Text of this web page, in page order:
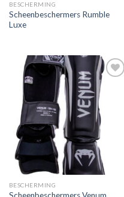
BESCHERMING
Scheenbeschermers Rumble
Luxe
Toevoegen
aan
verlanglijst
BESCHERMING